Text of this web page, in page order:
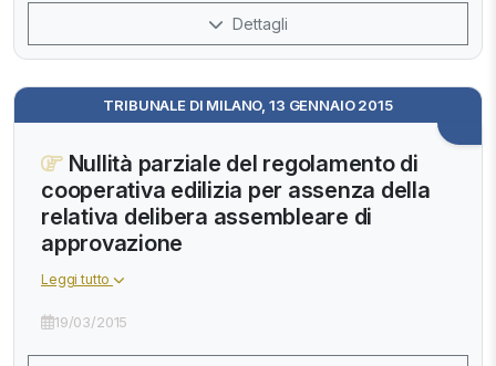
Dettagli
TRIBUNALE DI MILANO, 13 GENNAIO 2015
Nullità parziale del regolamento di
cooperativa edilizia per assenza della
relativa delibera assembleare di
approvazione
Leggi tutto
19/03/2015